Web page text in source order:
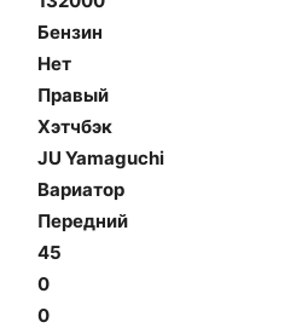
Бензин
Нет
Правый
Хэтчбэк
JU Yamaguchi
Вариатор
Передний
45
0
0